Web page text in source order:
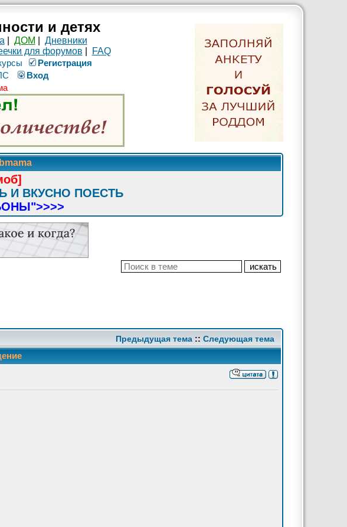
и детях
ДОМ
Дневники
для форумов
FAQ
Рeгиcтpaция
Вход
И ВКУСНО ПОЕСТЬ
>>>>
Предыдущая тема :: Следующая тема